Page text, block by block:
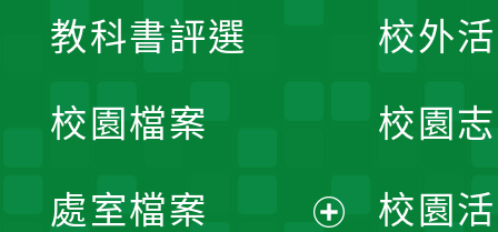
單
教科書評選
校園檔案
處室檔案
校外
校園
校園